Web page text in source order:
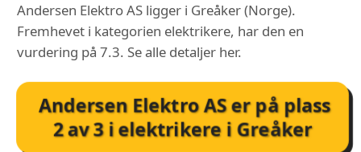
Andersen Elektro AS ligger i Greåker (Norge).
Fremhevet i kategorien elektrikere, har den en
vurdering på 7.3. Se alle detaljer her.
Andersen Elektro ASer på plass
2av3ielektrikere i Greåker